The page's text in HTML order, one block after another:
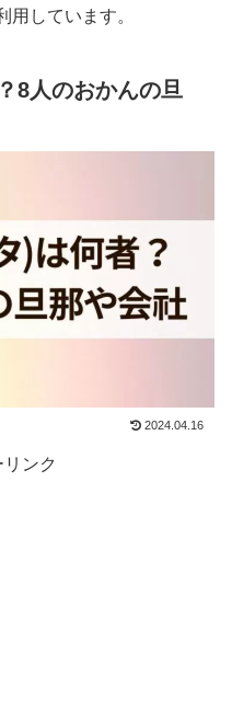
用しています。
8人のおかんの旦
2024.04.16
ンク